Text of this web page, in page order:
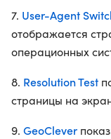
7. User-Agent
отображается
операционных
8. Resolution Test
страницы на
9. GeoClever